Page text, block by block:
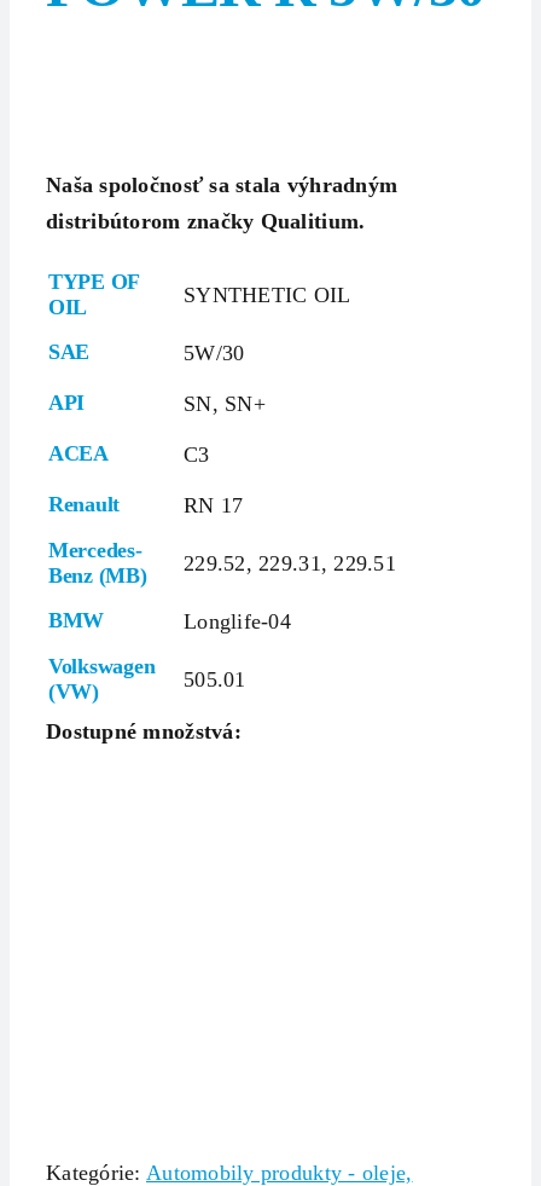
Naša spoločnosť sa stala výhradným
distribútorom značky Qualitium.
TYPE OF
OIL
SYNTHETIC OIL
SAE 5W/30
API SN, SN+
ACEA C3
Renault
RN 17
Mercedes-
Benz (MB)
229.52, 229.31, 229.51
BMW
Longlife-04
Volkswagen
(VW)
505.01
Dostupné množstvá:
Kategórie: Automobily produkty - oleje,